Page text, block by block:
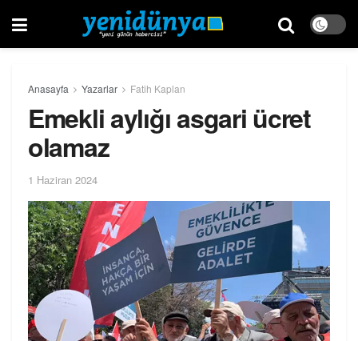
Anasayfa Yazarlar Fatih Kaplan
Emekli aylığı asgari ücret
olamaz
1 Haziran 2024